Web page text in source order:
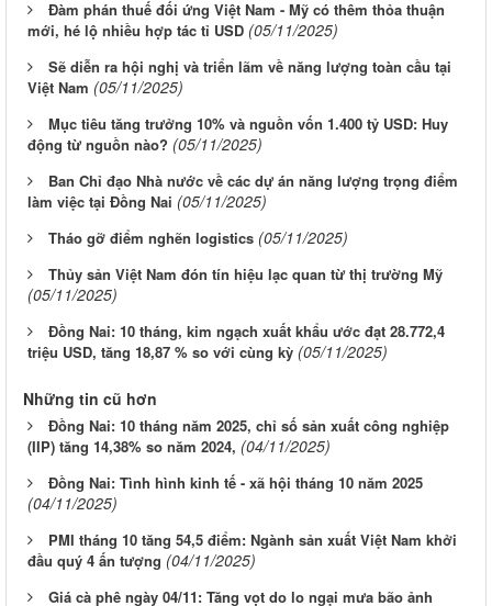
Đàm phán thuế đối ứng Việt Nam - Mỹ có thêm thỏa thuận
mới, hé lộ nhiều hợp tác tỉ USD (05/11/2025)
Sẽ diễn ra hội nghị và triển lãm về năng lượng toàn cầu tại
Việt Nam (05/11/2025)
Mục tiêu tăng trưởng 10% và nguồn vốn 1.400 tỷ USD: Huy
động từ nguồn nào? (05/11/2025)
Ban Chỉ đạo Nhà nước về các dự án năng lượng trọng điểm
làm việc tại Đồng Nai (05/11/2025)
Tháo gỡ điểm nghẽn logistics (05/11/2025)
Thủy sản Việt Nam đón tín hiệu lạc quan từ thị trường Mỹ
(05/11/2025)
Đồng Nai: 10 tháng, kim ngạch xuất khẩu ước đạt 28.772,4
triệu USD, tăng 18,87 % so với cùng kỳ (05/11/2025)
Những tin cũ hơn
Đồng Nai: 10 tháng năm 2025, chỉ số sản xuất công nghiệp
(IIP) tăng 14,38% so năm 2024, (04/11/2025)
Đồng Nai: Tình hình kinh tế - xã hội tháng 10 năm 2025
(04/11/2025)
PMI tháng 10 tăng 54,5 điểm: Ngành sản xuất Việt Nam khởi
đầu quý 4 ấn tượng (04/11/2025)
Giá cà phê ngày 04/11: Tăng vọt do lo ngại mưa bão ảnh